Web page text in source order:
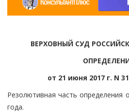
ВЕРХОВНЫЙ СУД
от 21 июня 2017 г. N
Резолютивная часть определения
года.